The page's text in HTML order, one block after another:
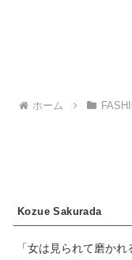
ホーム
Kozue Sakurada
「女は見られて磨か